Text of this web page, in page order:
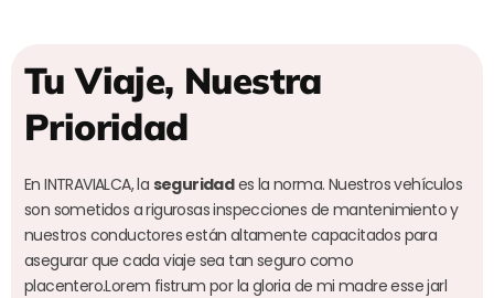
Tu Viaje, Nuestra
Prioridad
En INTRAVIALCA, la seguridades la norma. Nuestros vehículos
son sometidos a rigurosas inspecciones de mantenimiento y
nuestros conductores están altamente capacitados para
asegurar que cada viaje sea tan seguro como
placentero.Lorem fistrum por la gloria de mi madre esse jarl